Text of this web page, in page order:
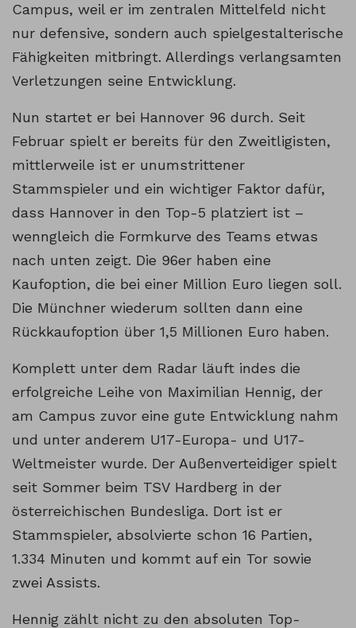
Campus, weil er im zentralen Mittelfeld nicht
nur defensive, sondern auch spielgestalterische
Fähigkeiten mitbringt. Allerdings verlangsamten
Verletzungen seine Entwicklung.
Nun startet er bei Hannover 96 durch. Seit
Februar spielt er bereits für den Zweitligisten,
mittlerweile ist er unumstrittener
Stammspieler und ein wichtiger Faktor dafür,
dass Hannover in den Top-5 platziert ist –
wenngleich die Formkurve des Teams etwas
nach unten zeigt. Die 96er haben eine
Kaufoption, die bei einer Million Euro liegen soll.
Die Münchner wiederum sollten dann eine
Rückkaufoption über 1,5 Millionen Euro haben.
Komplett unter dem Radar läuft indes die
erfolgreiche Leihe von Maximilian Hennig, der
am Campus zuvor eine gute Entwicklung nahm
und unter anderem U17-Europa- und U17-
Weltmeister wurde. Der Außenverteidiger spielt
seit Sommer beim TSV Hardberg in der
österreichischen Bundesliga. Dort ist er
Stammspieler, absolvierte schon 16 Partien,
1.334 Minuten und kommt auf ein Tor sowie
zwei Assists.
Hennig zählt nicht zu den absoluten Top-